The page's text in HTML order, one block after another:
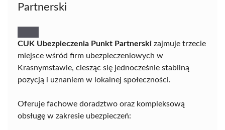
Partnerski
CUK Ubezpieczenia Punkt Partnerski zajmuje trzecie
miejsce wśród firm ubezpieczeniowych w
Krasnymstawie, ciesząc się jednocześnie stabilną
pozycją i uznaniem w lokalnej społeczności.
Oferuje fachowe doradztwo oraz kompleksową
obsługę w zakresie ubezpieczeń: